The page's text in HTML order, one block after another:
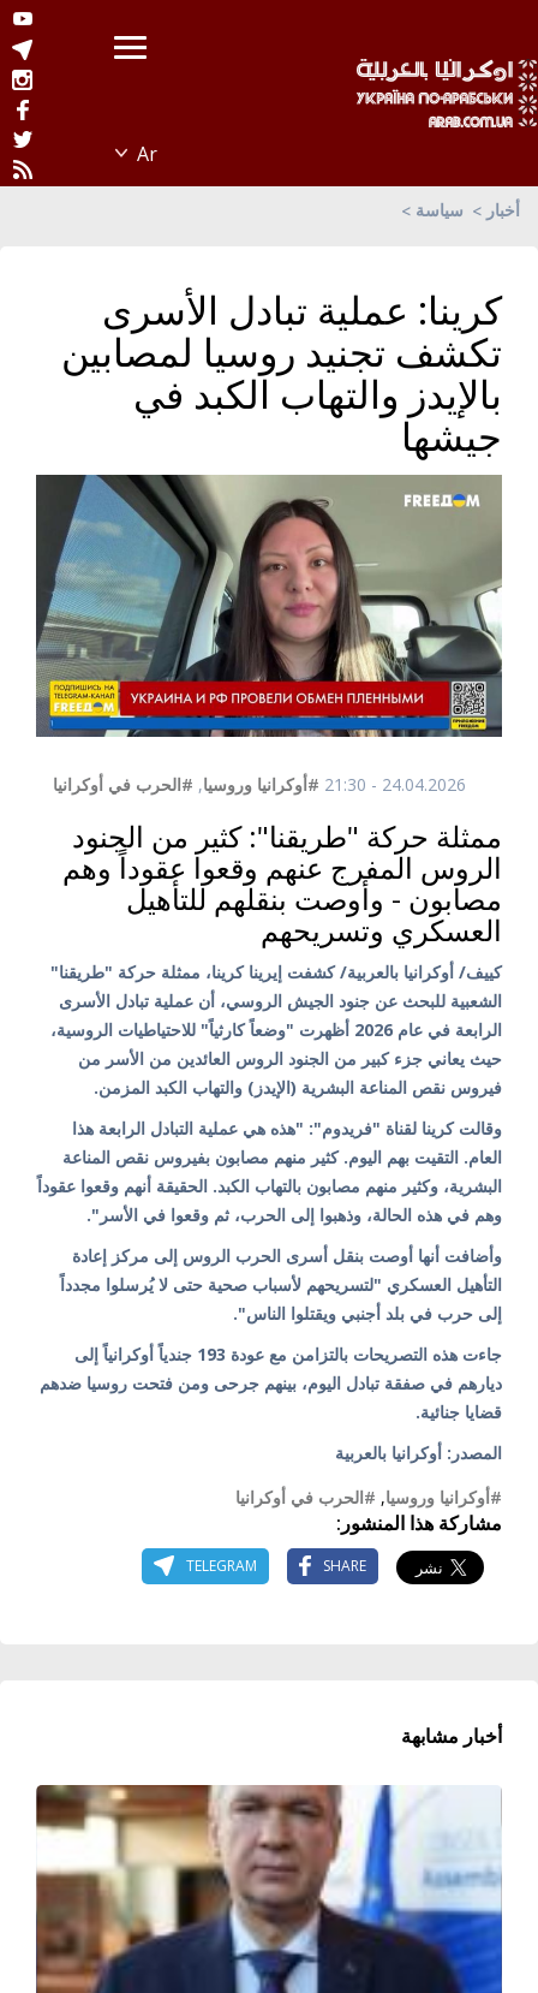
أخبار سياسة
كرينا: عملية تبادل الأسرى
تكشف تجنيد روسيا لمصابين
بالإيدز والتهاب الكبد في
جيشها
24.04.2026 - 21:30 #أوكرانيا وروسيا, #الحرب في أوكرانيا
ممثلة حركة "طريقنا": كثير من الجنود
الروس المفرج عنهم وقعوا عقوداً وهم
مصابون - وأوصت بنقلهم للتأهيل
العسكري وتسريحهم
كييف/ أوكرانيا بالعربية/ كشفت إيرينا كرينا، ممثلة حركة "طريقنا"
الشعبية للبحث عن جنود الجيش الروسي، أن عملية تبادل الأسرى
الرابعة في عام 2026 أظهرت "وضعاً كارثياً" للاحتياطيات الروسية،
حيث يعاني جزء كبير من الجنود الروس العائدين من الأسر من
فيروس نقص المناعة البشرية (الإيدز) والتهاب الكبد المزمن.
وقالت كرينا لقناة "فريدوم": "هذه هي عملية التبادل الرابعة هذا
العام. التقيت بهم اليوم. كثير منهم مصابون بفيروس نقص المناعة
البشرية، وكثير منهم مصابون بالتهاب الكبد. الحقيقة أنهم وقعوا عقوداً
وهم في هذه الحالة، وذهبوا إلى الحرب، ثم وقعوا في الأسر".
وأضافت أنها أوصت بنقل أسرى الحرب الروس إلى مركز إعادة
التأهيل العسكري "لتسريحهم لأسباب صحية حتى لا يُرسلوا مجدداً
إلى حرب في بلد أجنبي ويقتلوا الناس".
جاءت هذه التصريحات بالتزامن مع عودة 193 جندياً أوكرانياً إلى
ديارهم في صفقة تبادل اليوم، بينهم جرحى ومن فتحت روسيا ضدهم
قضايا جنائية.
المصدر: أوكرانيا بالعربية
#أوكرانيا وروسيا, #الحرب في أوكرانيا
مشاركة هذا المنشور:
SHARE
TELEGRAM
أخبار مشابهة